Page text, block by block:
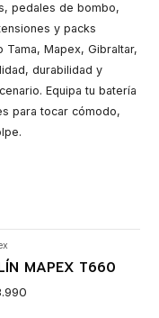
pedales de bombo,
y packs
Tama, Mapex, Gibraltar,
durabilidad y
Equipa tu batería
para tocar cómodo,
MAPEX T660